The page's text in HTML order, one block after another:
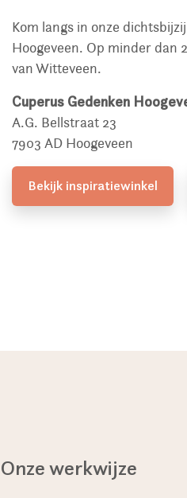
Kom langs in onze
Hoogeveen. Op minder dan
van Witteveen.
Cuperus Gedenken
A.G. Bellstraat 23
7903 AD Hoogeveen
Bekijk inspiratiewinkel
Onze werkwijze